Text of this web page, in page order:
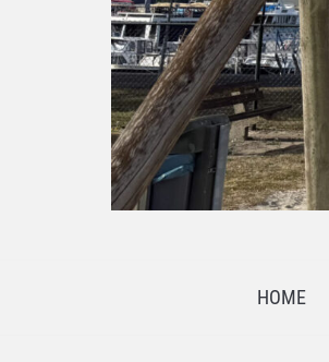
HOME